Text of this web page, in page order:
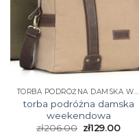
TORBA PODRÓŻNA DAMSKA WEEKENDOWA
torba podróżna damska
weekendowa
zł206.00 zł129.00